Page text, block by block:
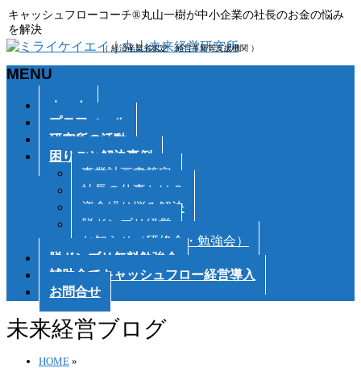
キャッシュフローコーチ®丸山一樹が中小企業の社長のお金の悩み
を解決
（ 経済産業省認定 経営革新等支援機関 ）
MENU
ホーム
プロフィール
研究所の活動
困りごと解決事例
事業計画書策定
社長の仕事とは？
資金繰り悩み解決
脱ドンブリ経営
お知らせ（研修会・勉強会）
脱ドンブリ無料勉強会
補助金でキャッシュフロー経営導入
お問合せ
未来経営ブログ
HOME »